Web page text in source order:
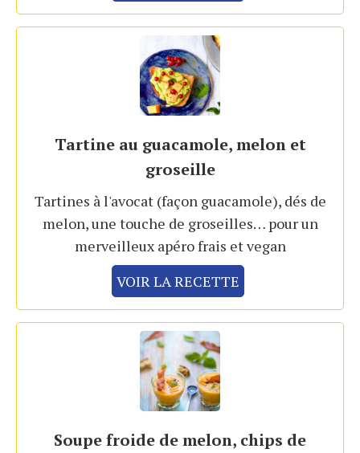
Tartine au guacamole, melon et
groseille
Tartines à l'avocat (façon guacamole), dés de
melon, une touche de groseilles… pour un
merveilleux apéro frais et vegan
VOIR LA RECETTE
Soupe froide de melon, chips de